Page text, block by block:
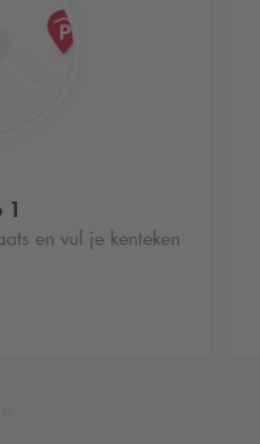
1
en vul je kenteken